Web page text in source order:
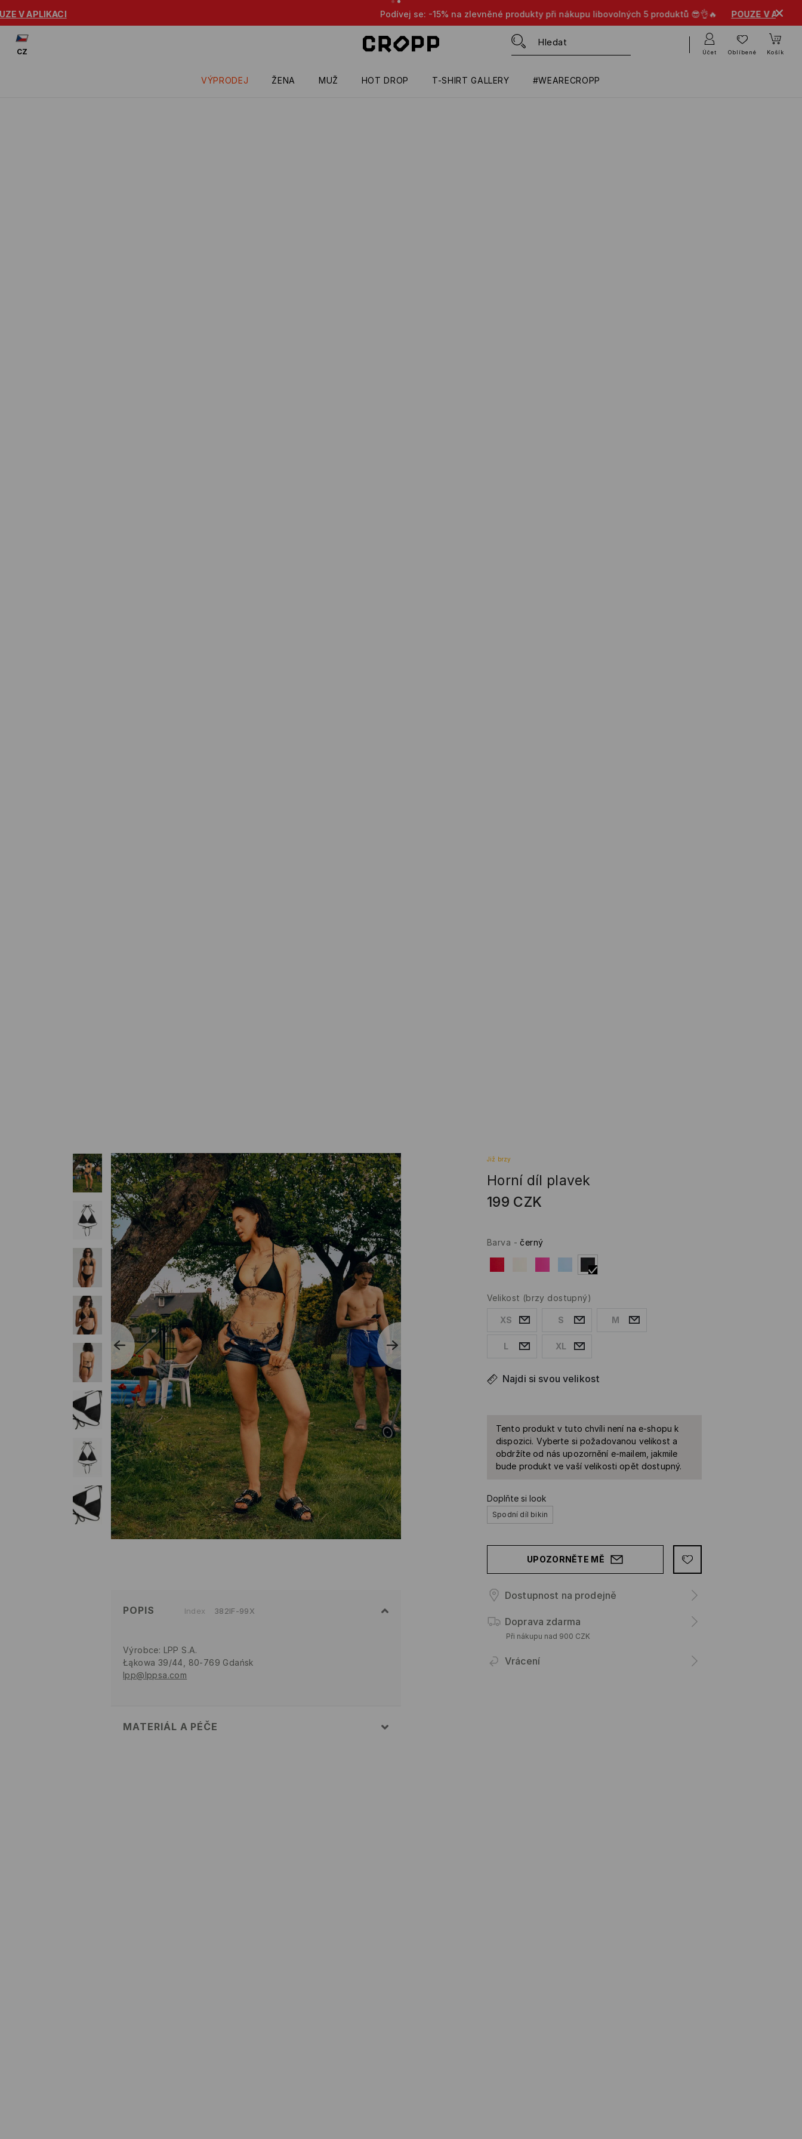
Podívej se: -15% na zlevněné produkty při nákupu libovolných 5 produktů 😎👌🔥 POUZE V APLIKACI
VÝPRODEJ ŽENA MUŽ HOT DROP T-SHIRT GALLERY #WEARECROPP
CZ Účet Oblíbené Košík
Již brzy
Horní díl plavek
199 CZK
Barva -černý
Velikost (brzy dostupný)
XS S M
L XL
Najdi si svou velikost
Tento produkt v tuto chvíli není na e-shopu k
dispozici. Vyberte si požadovanou velikost a
obdržíte od nás upozornění e-mailem, jakmile
bude produkt ve vaší velikosti opět dostupný.
Doplňte si look
Spodní díl bikin
UPOZORNĚTE MĚ
Dostupnost na prodejně
Doprava zdarma
Při nákupu nad 900 CZK
Vrácení
POPIS Index 382IF-99X
Výrobce: LPP S.A.
Łąkowa 39/44, 80-769 Gdańsk
lpp@lppsa.com
MATERIÁL A PÉČE